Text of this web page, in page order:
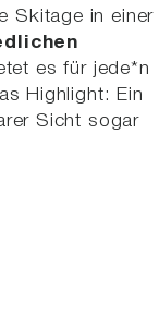
Skitage in einer
es für jede*n
Highlight: Ein
Sicht sogar